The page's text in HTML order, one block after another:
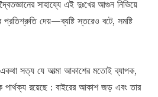
সাহায্যে এই দুঃখের আগুন নিভিয়ে
প্রতিশ্রুতি দেয়—ব্যষ্টি স্তরেও বটে, সমষ্টি
সত্য যে আত্মা আকাশের মতোই ব্যাপক,
রয়েছে : বাইরের আকাশ জড় এবং তার